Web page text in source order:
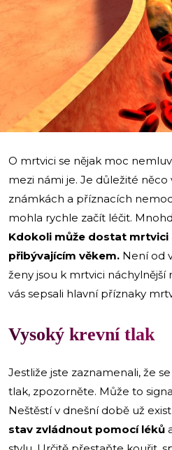
O mrtvici se nějak moc
mezi námi je. Je důležité něco
známkách a příznacích
mohla rychle začít léčit.
Kdokoli může dostat mrtvici
přibývajícím věkem. Není od
ženy jsou k mrtvici náchylnější
vás sepsali hlavní příznaky
Vysoký krevní tlak
Jestliže jste zaznamenali, že
tlak, zpozorněte. Může to
Neštěstí v dnešní době už
stav zvládnout pomocí léků